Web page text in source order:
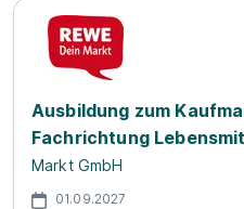
Ausbildung zum
Fachrichtung
Markt GmbH
01.09.2027